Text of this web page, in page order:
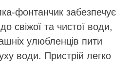
фонтанчик забезпечує
свіжої та чистої води,
улюбленців пити
води. Пристрій легко